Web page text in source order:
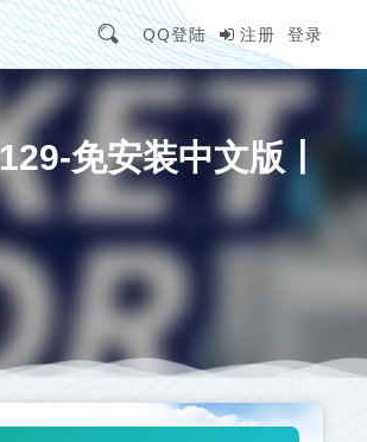
QQ登陆 注册 登录
免安装中文版丨